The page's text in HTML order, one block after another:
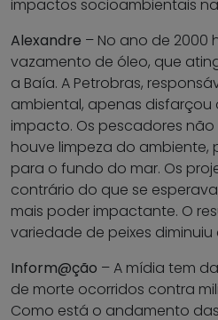
impactos socioambientais
Alexandre – No ano de 2000
vazamento de óleo, que
a Baía. A Petrobras,
ambiental, apenas disfarçou
impacto. Os pescadores
houve limpeza do
para o fundo do mar. Os
contrário do que se
mais poder impactante. O
variedade de peixes
Inform@ção – A mídia tem
de morte ocorridos contra
Como está o andamento